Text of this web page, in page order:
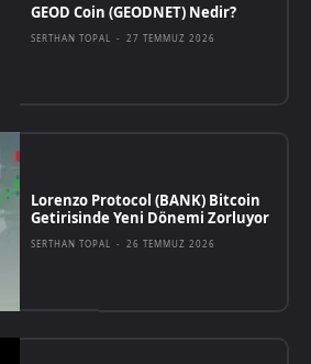
GEOD Coin (GEODNET) Nedir?
SERTHAN TOPAL - 27 TEMMUZ 2026
Lorenzo Protocol (BANK) Bitcoin
Getirisinde Yeni Dönemi Zorluyor
SERTHAN TOPAL - 26 TEMMUZ 2026